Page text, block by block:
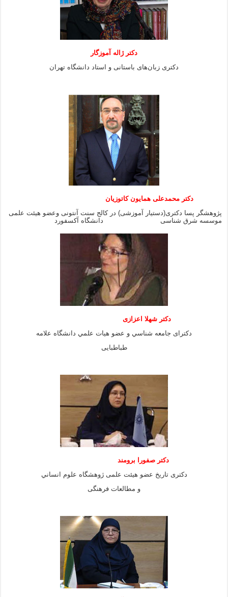
دکتر ژاله آموزگار
دکتری زبان‌های باستانی و استاد دانشگاه تهران
دکتر محمدعلی همایون کاتوزیان
پژوهشگر پسا دکتری(دستیار آموزشی) در کالج سنت آنتونی وعضو هیئت علمی
موسسه شرق شناسی دانشگاه آکسفورد
دكتر شهلا اعزازى
دكتراى جامعه شناسي و عضو هيات علمي دانشگاه علامه
طباطبايى
دكتر صفورا برومند
دكترى تاريخ عضو هيئت علمى ژوهشگاه علوم انساني
و مطالعات فرهنگى